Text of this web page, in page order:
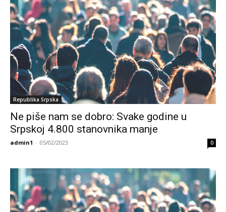
Republika Srpska
Ne piše nam se dobro: Svake godine u
Srpskoj 4.800 stanovnika manje
admin1 - 05/02/2023 0